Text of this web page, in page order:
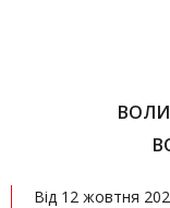
Від 12 жовтня